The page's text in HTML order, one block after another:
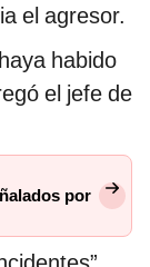
el agresor.
habido
el jefe de
por